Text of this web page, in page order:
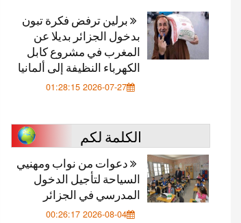
برلين ترفض فكرة تبون
بدخول الجزائر بديلا عن
المغرب في مشروع كابل
الكهرباء النظيفة إلى ألمانيا
2026-07-27 01:28:15
الكلمة لكم
دعوات من نواب ومهنيي
السياحة لتأجيل الدخول
المدرسي في الجزائر
2026-08-04 00:26:17